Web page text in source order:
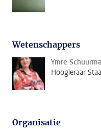
Wetenschappers
Ymre
Hoogleraar
Organisatie